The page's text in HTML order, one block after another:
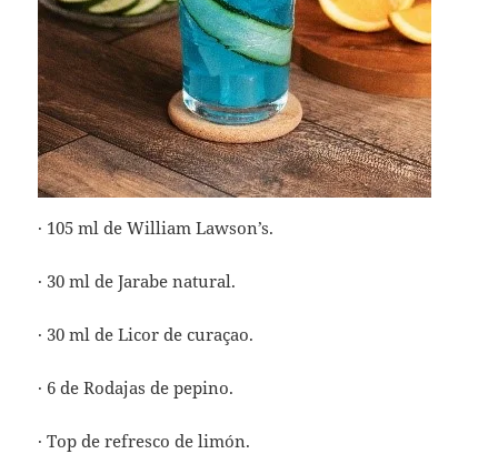
· 105 ml de William Lawson’s.
· 30 ml de Jarabe natural.
· 30 ml de Licor de curaçao.
· 6 de Rodajas de pepino.
· Top de refresco de limón.